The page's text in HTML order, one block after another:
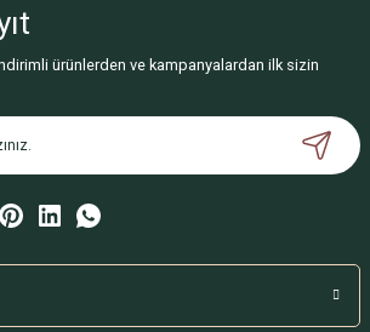
ürünlerden ve kampanyalardan ilk sizin